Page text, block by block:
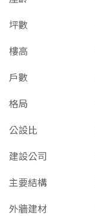
坪數
樓高
戶數
格局
公設比
建設公司
主要結構
外牆建材